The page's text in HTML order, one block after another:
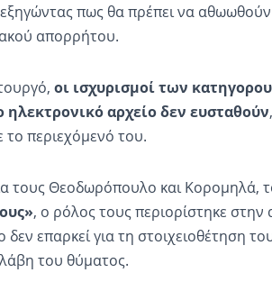
πως θα πρέπει να αθωωθούν
απορρήτου.
οι ισχυρισμοί των
ηλεκτρονικό αρχείο δεν ευσταθούν
το περιεχόμενό του.
τους Θεοδωρόπουλο και Κορομηλά,
, ο ρόλος τους περιορίστηκε
επαρκεί για τη στοιχειοθέτηση
του θύματος.